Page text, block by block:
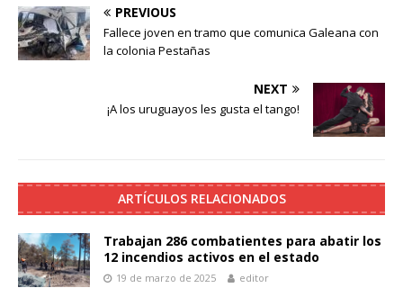
PREVIOUS
Fallece joven en tramo que comunica Galeana con
la colonia Pestañas
NEXT
¡A los uruguayos les gusta el tango!
ARTÍCULOS RELACIONADOS
Trabajan 286 combatientes para abatir los
12 incendios activos en el estado
19 de marzo de 2025 editor